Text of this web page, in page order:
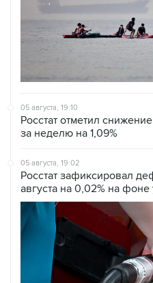
05 августа, 19:10
Росстат отметил
за неделю на 1,09%
05 августа, 19:02
Росстат зафиксировал
августа на 0,02% на